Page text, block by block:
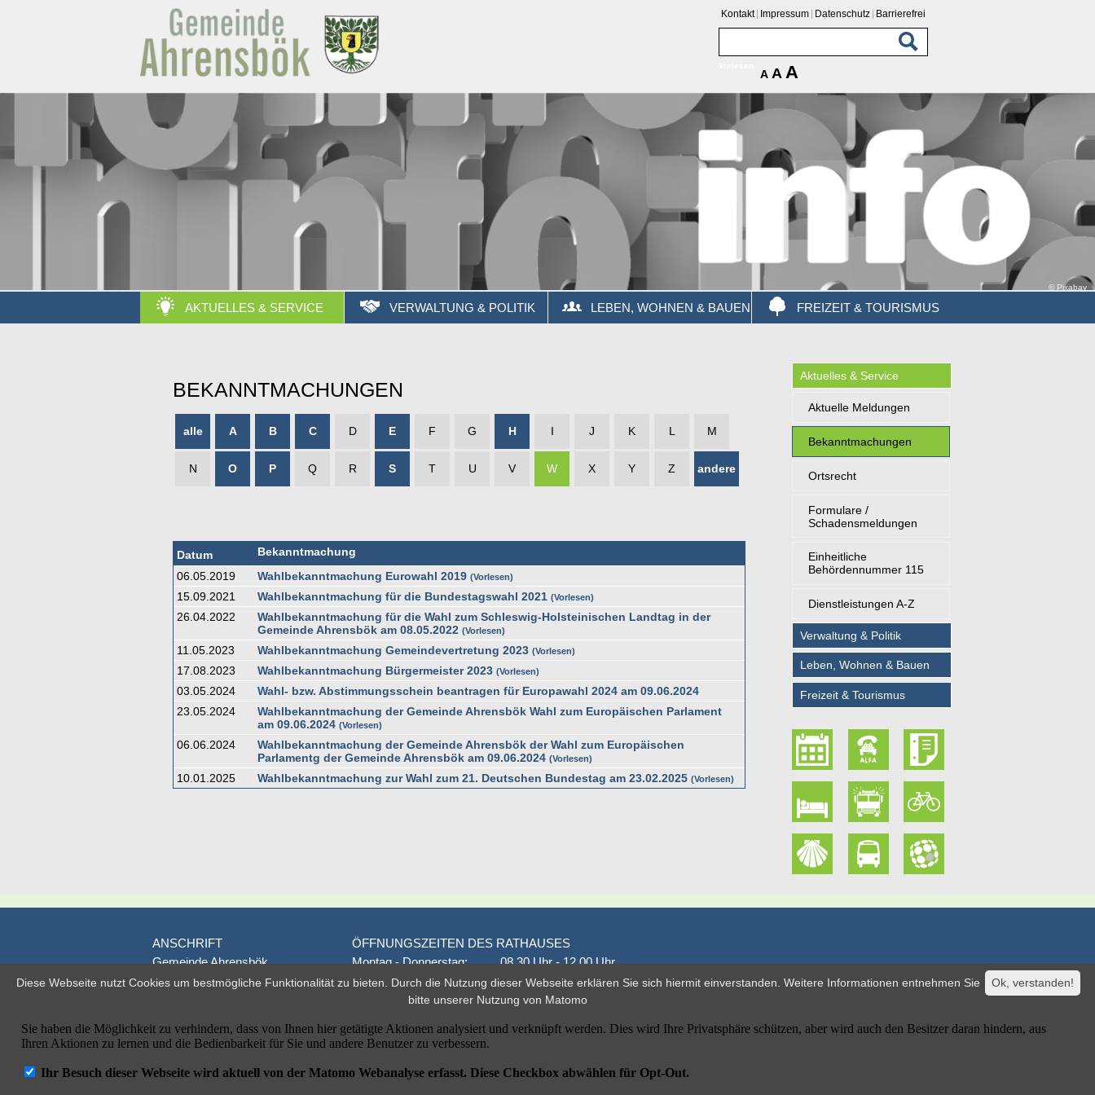
Kontakt Impressum Datenschutz Barrierefrei
A A A
© Pixabay
AKTUELLES & SERVICE VERWALTUNG & POLITIK LEBEN, WOHNEN & BAUEN FREIZEIT & TOURISMUS
BEKANNTMACHUNGEN
alle A B C D E F G H I J K L M
N O P Q R S T U V W X Y Z andere
Datum
Bekanntmachung
06.05.2019
Wahlbekanntmachung Eurowahl 2019 Vorlesen
15.09.2021 Wahlbekanntmachung für die Bundestagswahl 2021 Vorlesen
26.04.2022
Wahlbekanntmachung für die Wahl zum Schleswig-Holsteinischen Landtag in der
Gemeinde Ahrensbök am 08.05.2022
Vorlesen
11.05.2023 Wahlbekanntmachung Gemeindevertretung 2023 Vorlesen
17.08.2023 Wahlbekanntmachung Bürgermeister 2023 Vorlesen
03.05.2024
Wahl- bzw. Abstimmungsschein beantragen für Europawahl 2024 am 09.06.2024
23.05.2024
Wahlbekanntmachung der Gemeinde Ahrensbök Wahl zum Europäischen Parlament
am 09.06.2024
Vorlesen
06.06.2024
Wahlbekanntmachung der Gemeinde Ahrensbök der Wahl zum Europäischen
Parlamentg der Gemeinde Ahrensbök am 09.06.2024
Vorlesen
10.01.2025 Wahlbekanntmachung zur Wahl zum 21. Deutschen Bundestag am 23.02.2025 Vorlesen
Aktuelles & Service
Aktuelle Meldungen
Bekanntmachungen
Ortsrecht
Formulare /
Schadensmeldungen
Einheitliche
Behördennummer 115
Dienstleistungen A-Z
Verwaltung & Politik
Leben, Wohnen & Bauen
Freizeit & Tourismus
ANSCHRIFT
Gemeinde Ahrensbök
Poststraße 1
Telefon: 04525/495-0
Telefax: 04525/495-100
E-Mail: info@ahrensboek.de
ÖFFNUNGSZEITEN DES RATHAUSES
Montag - Donnerstag:
08.30 Uhr - 12.00 Uhr
Donnerstag auch:
14.00 Uhr - 18.00 Uhr
jeden 1. und 3. Montag
16.00 Uhr - 18.00 Uhr
oder nach Vereinbarung
Ok, verstanden!
Diese Webseite nutzt Cookies um bestmögliche Funktionalität zu bieten. Durch die Nutzung dieser Webseite erklären Sie sich hiermit einverstanden. Weitere Informationen entnehmen Sie
bitte unserer Nutzung von Matomo